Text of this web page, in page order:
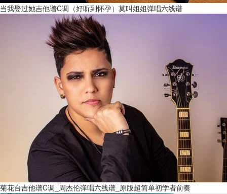
当我娶过她吉他谱C调（好听到怀孕）莫叫姐姐弹唱六线谱
菊花台吉他谱C调_周杰伦弹唱六线谱_原版超简单初学者前奏